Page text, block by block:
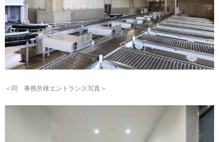
＜同 事務所棟エントランス写真＞